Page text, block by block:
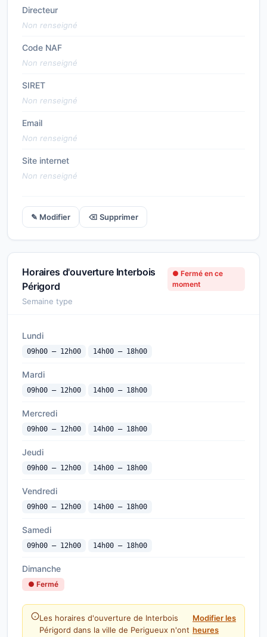
Directeur
Non renseigné
Code NAF
Non renseigné
SIRET
Non renseigné
Email
Non renseigné
Site internet
Non renseigné
✎ Modifier ⌫ Supprimer
Horaires d'ouverture Interbois
Périgord
● Fermé en ce
moment
Semaine type
Lundi
09h00 — 12h00 14h00 — 18h00
Mardi
09h00 — 12h00 14h00 — 18h00
Mercredi
09h00 — 12h00 14h00 — 18h00
Jeudi
09h00 — 12h00 14h00 — 18h00
Vendredi
09h00 — 12h00 14h00 — 18h00
Samedi
09h00 — 12h00 14h00 — 18h00
Dimanche
● Fermé
Les horaires d'ouverture de Interbois
Périgord dans la ville de Perigueux n'ont
Modifier les
heures